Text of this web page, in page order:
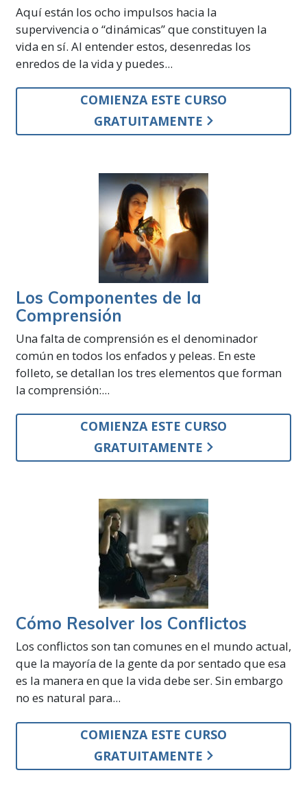
Aquí están los ocho impulsos hacia la
supervivencia o “dinámicas” que constituyen la
vida en sí. Al entender estos, desenredas los
enredos de la vida y puedes...
COMIENZA ESTE CURSO
GRATUITAMENTE
Los Componentes de la
Comprensión
Una falta de comprensión es el denominador
común en todos los enfados y peleas. En este
folleto, se detallan los tres elementos que forman
la comprensión:...
COMIENZA ESTE CURSO
GRATUITAMENTE
Cómo Resolver los Conflictos
Los conflictos son tan comunes en el mundo actual,
que la mayoría de la gente da por sentado que esa
es la manera en que la vida debe ser. Sin embargo
no es natural para...
COMIENZA ESTE CURSO
GRATUITAMENTE